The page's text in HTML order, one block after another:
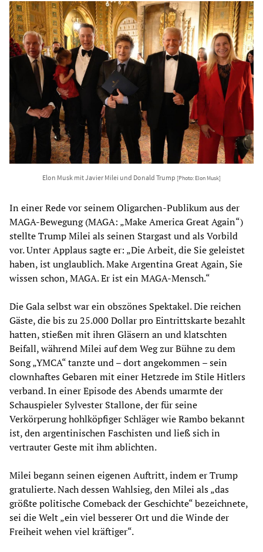
Elon Musk mit Javier Milei und Donald Trump [Photo: Elon Musk]
In einer Rede vor seinem Oligarchen-Publikum aus der
MAGA-Bewegung (MAGA: „Make America Great Again“)
stellte Trump Milei als seinen Stargast und als Vorbild
vor. Unter Applaus sagte er: „Die Arbeit, die Sie geleistet
haben, ist unglaublich. Make Argentina Great Again, Sie
wissen schon, MAGA. Er ist ein MAGA-Mensch.“
Die Gala selbst war ein obszönes Spektakel. Die reichen
Gäste, die bis zu 25.000 Dollar pro Eintrittskarte bezahlt
hatten, stießen mit ihren Gläsern an und klatschten
Beifall, während Milei auf dem Weg zur Bühne zu dem
Song „YMCA“ tanzte und – dort angekommen – sein
clownhaftes Gebaren mit einer Hetzrede im Stile Hitlers
verband. In einer Episode des Abends umarmte der
Schauspieler Sylvester Stallone, der für seine
Verkörperung hohlköpfiger Schläger wie Rambo bekannt
ist, den argentinischen Faschisten und ließ sich in
vertrauter Geste mit ihm ablichten.
Milei begann seinen eigenen Auftritt, indem er Trump
gratulierte. Nach dessen Wahlsieg, den Milei als „das
größte politische Comeback der Geschichte“ bezeichnete,
sei die Welt „ein viel besserer Ort und die Winde der
Freiheit wehen viel kräftiger“.